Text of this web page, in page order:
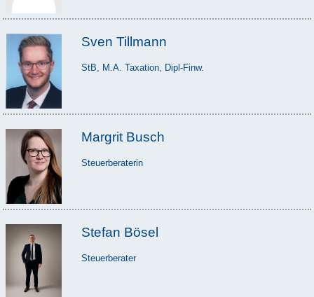
Sven Tillmann
StB, M.A. Taxation, Dipl-Finw.
Margrit Busch
Steuerberaterin
Stefan Bösel
Steuerberater